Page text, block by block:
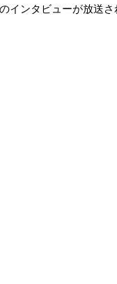
インタビューが放送さ